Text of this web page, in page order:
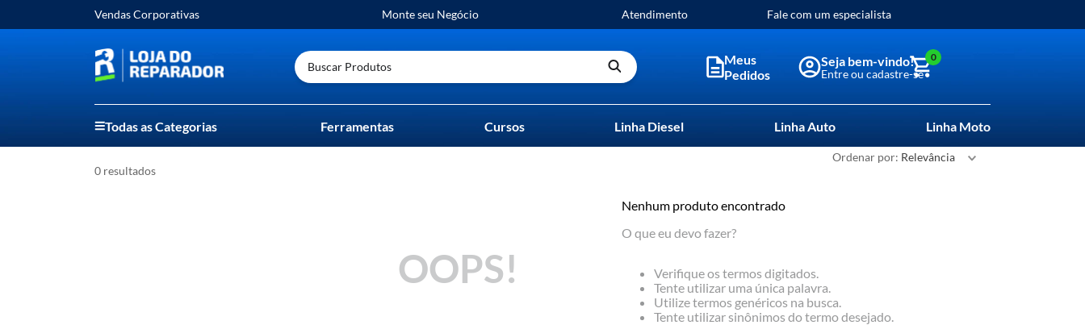
Vendas Corporativas Monte seu Negócio Atendimento Fale com um especialista
Buscar Produtos
Meus
Pedidos
0
Cursos Linha Diesel Linha Auto Linha Moto
Ferramentas
Todas as Categorias
Ordenar por Relevância
0
OOPS!
Nenhum produto encontrado
O que eu devo fazer?
Verifique os termos digitados.
Tente utilizar uma única palavra.
Utilize termos genéricos na busca.
Tente utilizar sinônimos do termo desejado.